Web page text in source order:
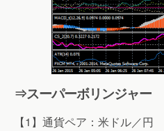
⇒スーパーボリンジャー
【1】通貨ペア：米ドル／円